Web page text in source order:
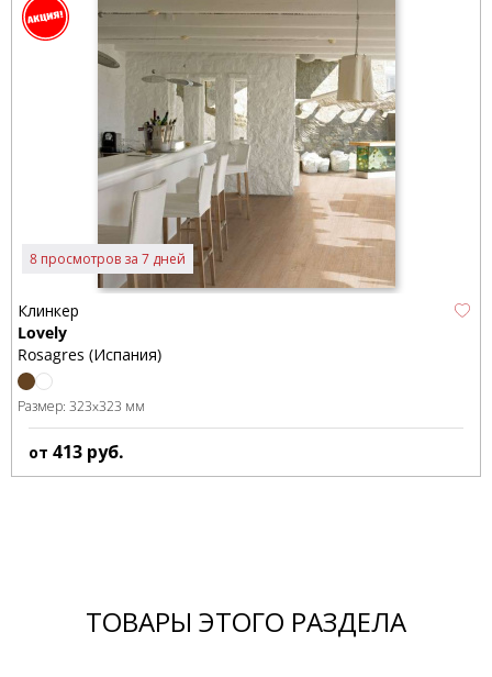
8 просмотров за 7 дней
Клинкер
Lovely
Rosagres (Испания)
Размер: 323x323 мм
от 413 руб.
ТОВАРЫ ЭТОГО РАЗДЕЛА